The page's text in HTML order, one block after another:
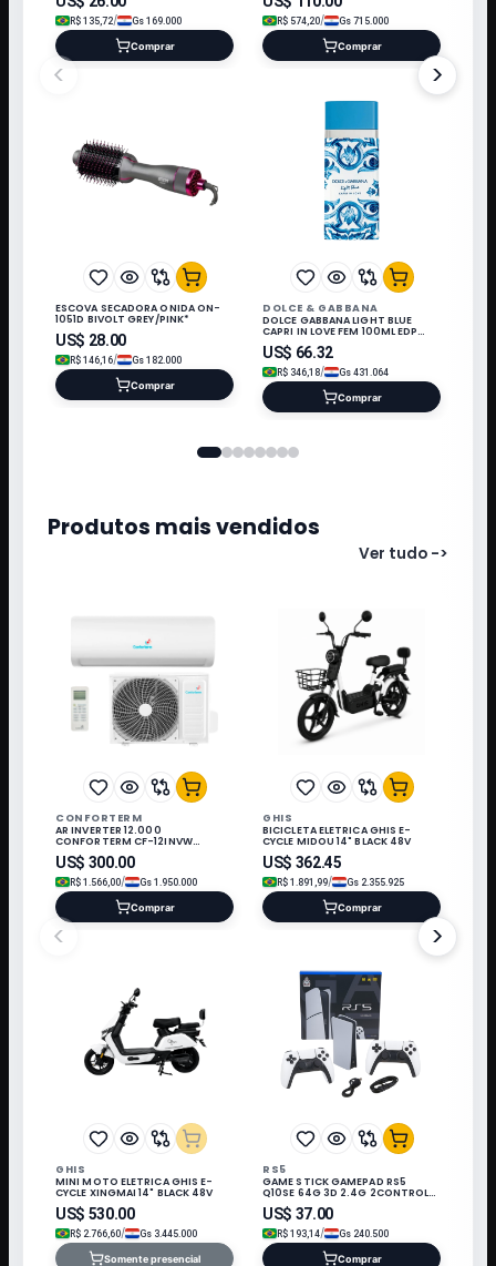
<
R$ 135,72/ Gs 169.000
Comprar
R$ 574,20/ Gs 715.000
Comprar
ESCOVA SECADORA ONIDA ON-
1051D BIVOLT GREY/PINK*
US$ 28.00
R$ 146,16/ Gs 182.000
Comprar
DOLCE & GABBANA
DOLCE GABBANA LIGHT BLUE
CAPRI IN LOVE FEM 100ML EDP
407235
US$ 66.32
R$ 346,18/ Gs 431.064
Comprar
>
Produtos mais vendidos
Ver tudo ->
<
CONFORTERM
AR INVERTER 12.000
CONFORTERM CF-12INVW
WIFI/220V/60HZ Q/F/R32/KIT IN
US$ 300.00
R$ 1.566,00/ Gs 1.950.000
Comprar
GHIS
BICICLETA ELETRICA GHIS E-
CYCLE MIDOU 14" BLACK 48V
US$ 362.45
R$ 1.891,99/ Gs 2.355.925
Comprar
GHIS
MINI MOTO ELETRICA GHIS E-
CYCLE XINGMAI 14" BLACK 48V
US$ 530.00
R$ 2.766,60/ Gs 3.445.000
Somente presencial
RS5
GAME STICK GAMEPAD RS5
Q10SE 64G 3D 2.4G 2CONTROLE
3 JOGO PRETO/BRANCO
US$ 37.00
R$ 193,14/ Gs 240.500
Comprar
>